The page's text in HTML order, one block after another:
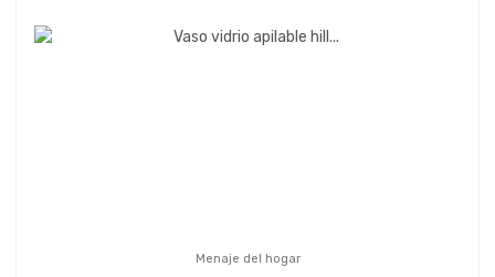
Menaje del hogar